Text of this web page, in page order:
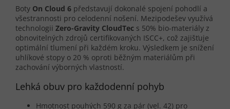
Boty On Cloud 6 představují dokonalé spojení pohodlí a
všestrannosti pro celodenní nošení. Mezipodešev využívá
technologii Zero-Gravity CloudTec s 50% bio-materiály z
obnovitelných zdrojů certifikovaných ISCC+, což zajišťuje
optimální tlumení při každém kroku. Výsledkem je snížení
uhlíkové stopy o 20 % oproti běžným materiálům při
zachování výborných vlastností.
Lehká obuv pro každodenní pohyb
Hmotnost pouhých 590 g za pár (vel. 42) pro